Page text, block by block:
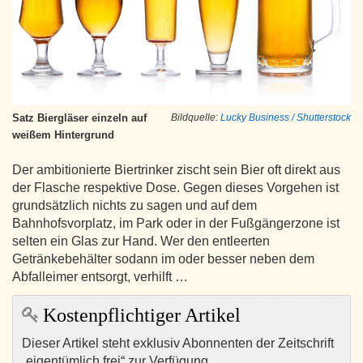
Bildquelle: Lucky Business / Shutterstock
Satz Biergläser einzeln auf
weißem Hintergrund
Der ambitionierte Biertrinker zischt sein Bier oft direkt aus
der Flasche respektive Dose. Gegen dieses Vorgehen ist
grundsätzlich nichts zu sagen und auf dem
Bahnhofsvorplatz, im Park oder in der Fußgängerzone ist
selten ein Glas zur Hand. Wer den entleerten
Getränkebehälter sodann im oder besser neben dem
Abfalleimer entsorgt, verhilft …
Kostenpflichtiger Artikel
Dieser Artikel steht exklusiv Abonnenten der Zeitschrift